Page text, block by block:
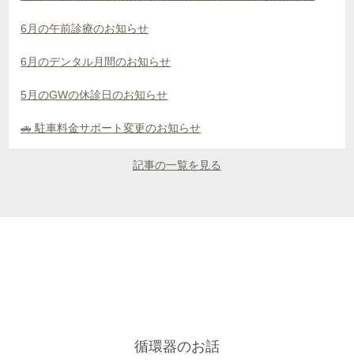
6月の午前診療のお知らせ
6月のデンタル月間のお知らせ
5月のGWの休診日のお知らせ
🚗 駐車料金サポート変更のお知らせ
記事の一覧を見る
循環器のお話